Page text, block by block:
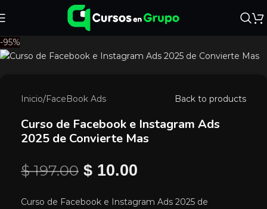
-95%
Inicio/FaceBook Ads Back to products
Curso de Facebook e Instagram Ads
2025 de Convierte Mas
$197.00 $ 10.00
Curso de Facebook e Instagram Ads 2025 de